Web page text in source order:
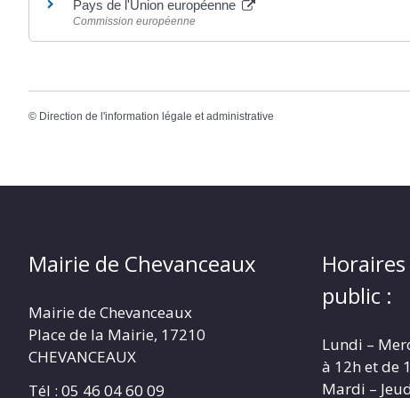
Pays de l'Union européenne
Commission européenne
© Direction de l'information légale et administrative
Mairie de Chevanceaux
Mairie de Chevanceaux
Place de la Mairie, 17210
CHEVANCEAUX
Tél : 05 46 04 60 09
public :
Lundi –
à 12h et de
Mardi –